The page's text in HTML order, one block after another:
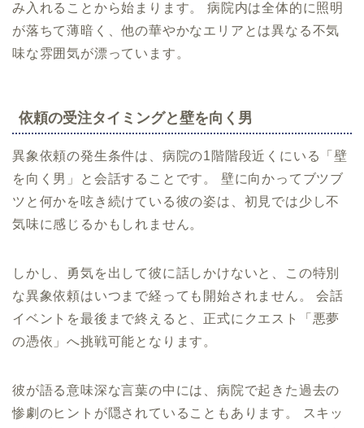
み入れることから始まります。 病院内は全体的に照明
が落ちて薄暗く、他の華やかなエリアとは異なる不気
味な雰囲気が漂っています。
依頼の受注タイミングと壁を向く男
異象依頼の発生条件は、病院の1階階段近くにいる「壁
を向く男」と会話することです。 壁に向かってブツブ
ツと何かを呟き続けている彼の姿は、初見では少し不
気味に感じるかもしれません。
しかし、勇気を出して彼に話しかけないと、この特別
な異象依頼はいつまで経っても開始されません。 会話
イベントを最後まで終えると、正式にクエスト「悪夢
の憑依」へ挑戦可能となります。
彼が語る意味深な言葉の中には、病院で起きた過去の
惨劇のヒントが隠されていることもあります。 スキッ